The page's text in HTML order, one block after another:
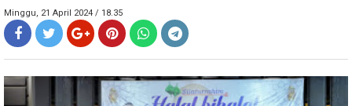
Minggu, 21 April 2024 / 18.35